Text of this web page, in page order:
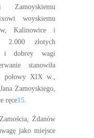
Zamoyskiemu
woyskiemu
Kalinowice i
2.000 złotych
i dobrey wagi
stanowiła
połowy XIX w.,
Zamoyskiego,
ręce15.
Żdanów
jako miejsce